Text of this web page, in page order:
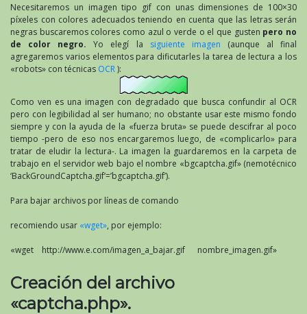
Necesitaremos un imagen tipo gif con unas dimensiones de 100×30
píxeles con colores adecuados teniendo en cuenta que las letras serán
negras buscaremos colores como azul o verde o el que gusten pero no
de color negro.Yo elegí la siguiente imagen (aunque al final
agregaremos varios elementos para dificutarles la tarea de lectura a los
«robots» con técnicas OCR):
Como ven es una imagen con degradado que busca confundir al OCR
pero con legibilidad al ser humano; no obstante usar este mismo fondo
siempre y con la ayuda de la «fuerza bruta» se puede descifrar al poco
tiempo -pero de eso nos encargaremos luego, de «complicarlo» para
tratar de eludir la lectura-. La imagen la guardaremos en la carpeta de
trabajo en el servidor web bajo el nombre «bgcaptcha.gif» (nemotécnico
‘BackGroundCaptcha.gif’=’bgcaptcha.gif’).
Para bajar archivos por líneas de comando
recomiendo usar «wget», por ejemplo:
«wget http://www.e.com/imagen_a_bajar.gif nombre_imagen.gif»
Creación del archivo
«captcha.php».